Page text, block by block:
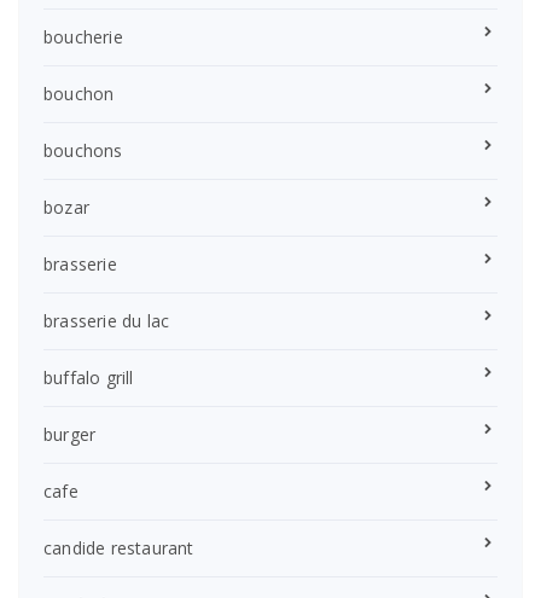
boucherie
bouchon
bouchons
bozar
brasserie
brasserie du lac
buffalo grill
burger
cafe
candide restaurant